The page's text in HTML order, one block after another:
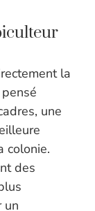
la
une
colonie.
des
un